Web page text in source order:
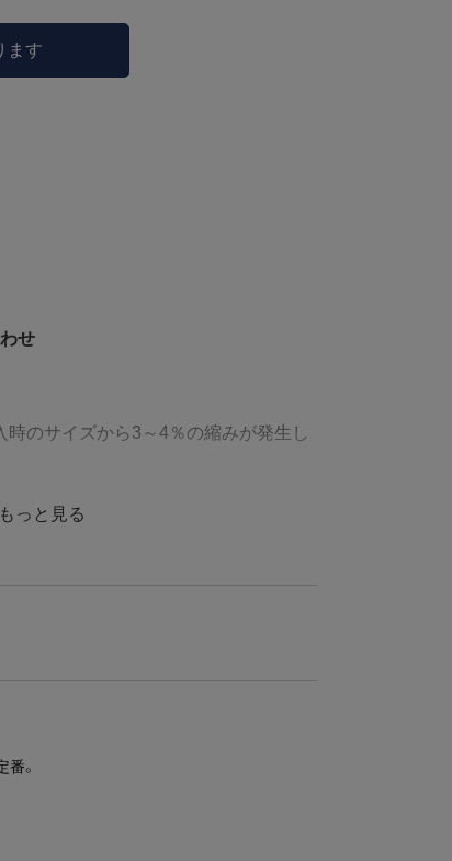
ます
せ
時のサイズから3～4％の縮みが発生し
もっと見る
番。